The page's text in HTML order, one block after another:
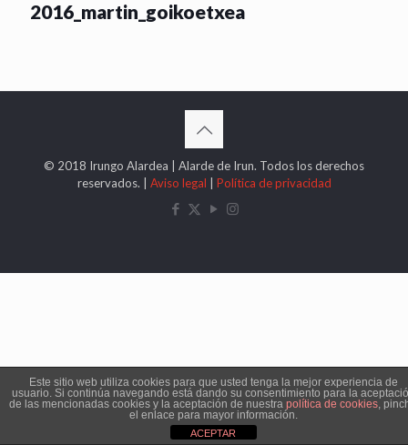
2016_martin_goikoetxea
© 2018 Irungo Alardea | Alarde de Irun. Todos los derechos
reservados. | Aviso legal Política de privacidad
Este sitio web utiliza cookies para que usted tenga la mejor experiencia de
usuario. Si continúa navegando está dando su consentimiento para la
de las mencionadas cookies y la aceptación de nuestra política de cookies,
el enlace para mayor información.
ACEPTAR